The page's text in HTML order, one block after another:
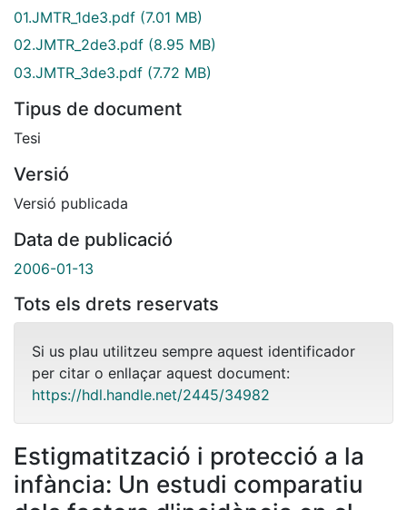
01.JMTR_1de3.pdf (7.01 MB)
02.JMTR_2de3.pdf (8.95 MB)
03.JMTR_3de3.pdf (7.72 MB)
Tipus de document
Tesi
Versió
Versió publicada
Data de publicació
2006-01-13
Tots els drets reservats
Si us plau utilitzeu sempre aquest identificador
per citar o enllaçar aquest document:
https://hdl.handle.net/2445/34982
Estigmatització i protecció a la
infància: Un estudi comparatiu